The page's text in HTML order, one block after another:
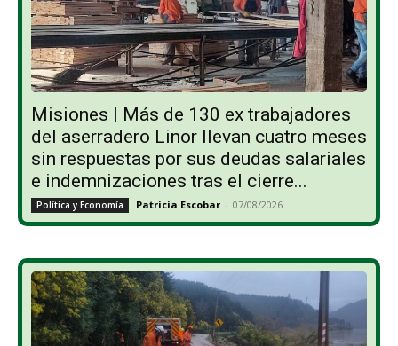
Misiones | Más de 130 ex trabajadores
del aserradero Linor llevan cuatro meses
sin respuestas por sus deudas salariales
e indemnizaciones tras el cierre...
Política y Economía Patricia Escobar - 07/08/2026